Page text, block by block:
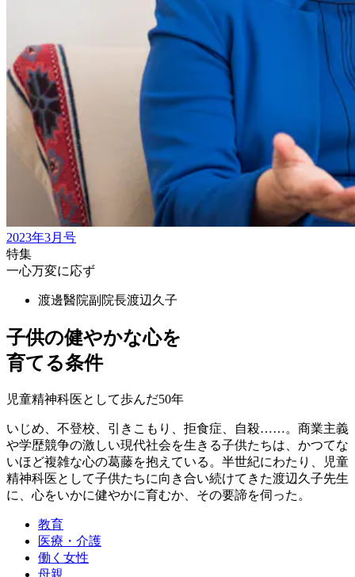
2023年3月号
特集
一心万変に応ず
渡邊醫院副院長渡辺久子
子供の健やかな心を
育てる条件
児童精神科医として歩んだ50年
いじめ、不登校、引きこもり、拒食症、自殺……。商業主義
や学歴競争の激しい現代社会を生きる子供たちは、かつてな
いほど複雑な心の葛藤を抱えている。半世紀にわたり、児童
精神科医として子供たちに向き合い続けてきた渡辺久子先生
に、心をいかに健やかに育むか、その要諦を伺った。
教育
医療・介護
働く女性
母親